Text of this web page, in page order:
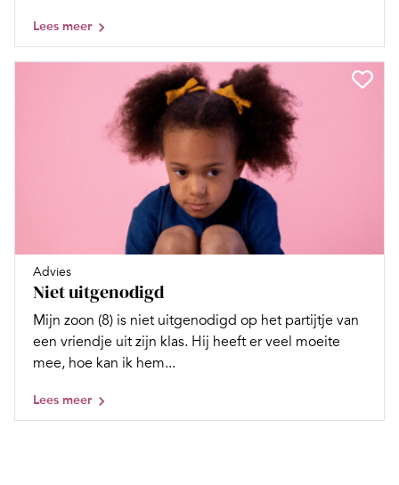
Lees meer
Advies
Niet uitgenodigd
Mijn zoon (8) is niet uitgenodigd op het partijtje van
een vriendje uit zijn klas. Hij heeft er veel moeite
mee, hoe kan ik hem...
Lees meer